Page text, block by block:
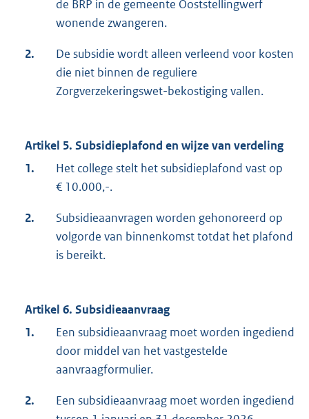
de BRP in de gemeente Ooststellingwerf
wonende zwangeren.
2.
De subsidie wordt alleen verleend voor kosten
die niet binnen de reguliere
Zorgverzekeringswet-bekostiging vallen.
Artikel 5. Subsidieplafond en wijze van verdeling
1.
Het college stelt het subsidieplafond vast op
€ 10.000,-.
2.
Subsidieaanvragen worden gehonoreerd op
volgorde van binnenkomst totdat het plafond
is bereikt.
Artikel 6. Subsidieaanvraag
1.
Een subsidieaanvraag moet worden ingediend
door middel van het vastgestelde
aanvraagformulier.
2.
Een subsidieaanvraag moet worden ingediend